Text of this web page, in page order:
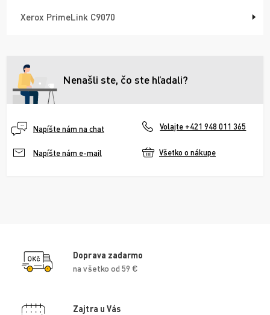
Xerox PrimeLink C9070
Nenašli ste, čo ste hľadali?
Napíšte nám na chat Volajte +421 948 011 365
Napíšte nám e-mail Všetko o nákupe
Doprava zadarmo
na všetko od 59 €
Zajtra u Vás